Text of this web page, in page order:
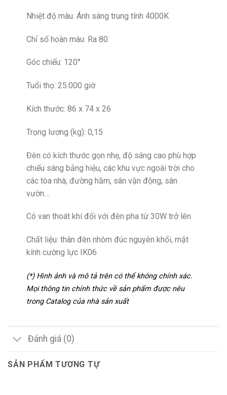
Nhiệt độ màu: Ánh sáng trung tính 4000K
Chỉ số hoàn màu: Ra 80
Góc chiếu: 120°
Tuổi thọ: 25.000 giờ
Kích thước: 86 x 74 x 26
Trọng lượng (kg): 0,15
Đèn có kích thước gọn nhẹ, độ sáng cao phù hợp
chiếu sáng bảng hiệu, các khu vực ngoài trời cho
các tòa nhà, đường hầm, sân vận động, sân
vườn…
Có van thoát khí đối với đèn pha từ 30W trở lên
Chất liệu: thân đèn nhôm đúc nguyên khối, mặt
kính cường lực IK06
(*) Hình ảnh và mô tả trên có thể không chính xác.
Mọi thông tin chính thức về sản phẩm được nêu
trong Catalog của nhà sản xuất
Đánh giá (0)
SẢN PHẨM TƯƠNG TỰ